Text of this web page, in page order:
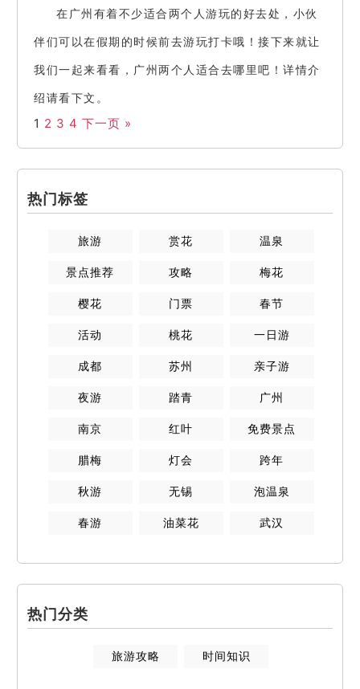
在广州有着不少适合两个人游玩的好去处，小伙
伴们可以在假期的时候前去游玩打卡哦！接下来就让
我们一起来看看，广州两个人适合去哪里吧！详情介
绍请看下文。
1 2 3 4 下一页 »
热门标签
旅游 赏花 温泉
景点推荐 攻略 梅花
樱花 门票 春节
活动 桃花 一日游
成都 苏州 亲子游
夜游 踏青 广州
南京 红叶 免费景点
腊梅 灯会 跨年
秋游 无锡 泡温泉
春游 油菜花 武汉
热门分类
旅游攻略 时间知识